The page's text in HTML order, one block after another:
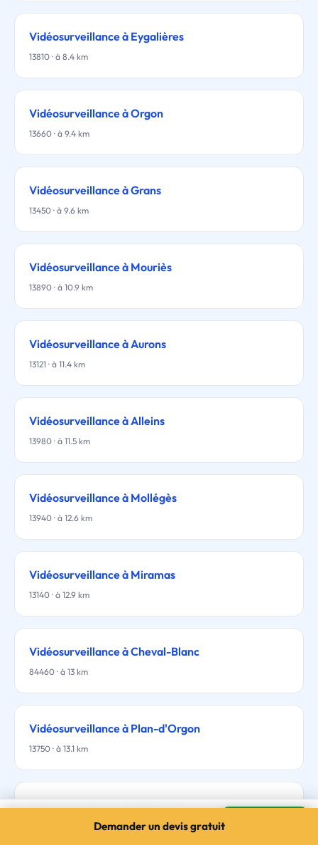
Vidéosurveillance à Eygalières
13810 · à 8.4 km
Vidéosurveillance à Orgon
13660 · à 9.4 km
Vidéosurveillance à Grans
13450 · à 9.6 km
Vidéosurveillance à Mouriès
13890 · à 10.9 km
Vidéosurveillance à Aurons
13121 · à 11.4 km
Vidéosurveillance à Alleins
13980 · à 11.5 km
Vidéosurveillance à Mollégès
13940 · à 12.6 km
Vidéosurveillance à Miramas
13140 · à 12.9 km
Vidéosurveillance à Cheval-Blanc
84460 · à 13 km
Vidéosurveillance à Plan-d'Orgon
13750 · à 13.1 km
Vidéosurveillance à Mallemort
3 devis gratuits · sans engagementDemander un devis gratuit